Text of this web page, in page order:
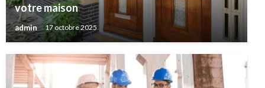
votre maison
admin 17 octobre 2025